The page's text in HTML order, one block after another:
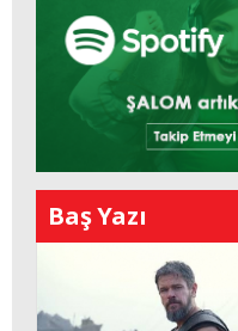
Baş Yazı